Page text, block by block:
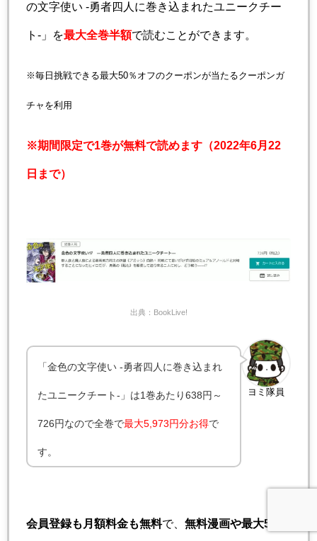
の文字使い -勇者四人に巻き込まれたユニークチー
ト-」を最大全巻半額で読むことができます。
※毎日挑戦できる最大50％オフのクーポンが当たるクーポンガ
チャを利用
※期間限定で1巻が無料で読めます（2022年6月22
日まで）
出典：BookLive!
ヨミ隊員
「金色の文字使い -勇者四人に巻き込まれ
たユニークチート-」は1巻あたり638円～
726円なので全巻で最大5,973円分お得で
す。
会員登録も月額料金も無料で、 無料漫画や最大50％